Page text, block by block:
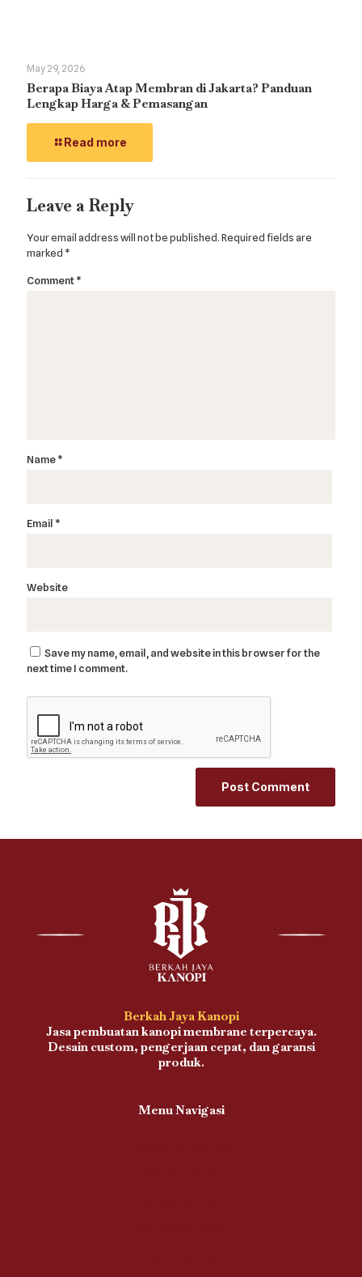
May 29, 2026
Berapa Biaya Atap Membran di Jakarta? Panduan
Lengkap Harga & Pemasangan
Read more
Leave a Reply
Your email address will not be published.Required fields are
marked *
Comment*
Name*
Email *
Website
Save my name, email, and website in this browser for the
next time I comment.
Berkah Jaya Kanopi
Jasa pembuatan kanopi membrane terpercaya.
Desain custom, pengerjaan cepat, dan garansi
produk.
Menu Navigasi